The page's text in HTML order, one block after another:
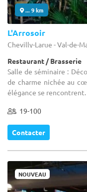
... 9 km
L'Arrosoir
Chevilly-Larue - Val-de-
Restaurant / Brasserie
Salle de séminaire :
de charme nichée au
élégance se rencontrent.
19-100
Contacter
NOUVEAU